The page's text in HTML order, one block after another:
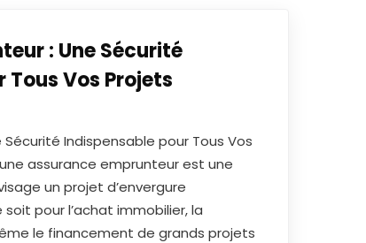
: Une Sécurité
Vos Projets
Sécurité Indispensable pour Tous Vos
assurance emprunteur est une
un projet d’envergure
pour l’achat immobilier, la
le financement de grands projets